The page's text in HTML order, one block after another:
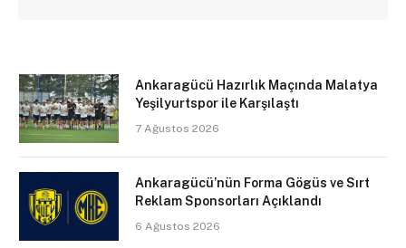
Ankaragücü Hazırlık Maçında Malatya
Yeşilyurtspor ile Karşılaştı
7 Ağustos 2026
Ankaragücü’nün Forma Gögüs ve Sırt
Reklam Sponsorları Açıklandı
6 Ağustos 2026